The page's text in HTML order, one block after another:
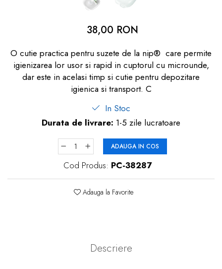
Produse îngrijire copii38,00 RON
O cutie practica pentru suzete de la nip® care permite
igienizarea lor usor si rapid in cuptorul cu microunde,
dar este in acelasi timp si cutie pentru depozitare
igienica si transport. C
In Stoc
Durata de livrare: 1-5 zile lucratoare
ADAUGA IN COS
Cod Produs: PC-38287
Adauga la Favorite
Descriere